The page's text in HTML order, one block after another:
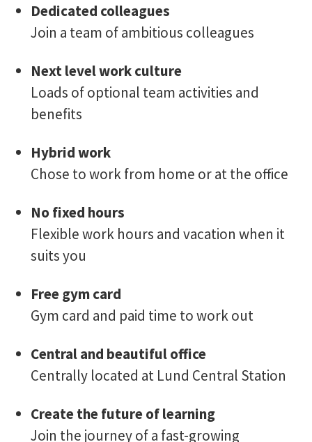
Dedicated colleagues
Join a team of ambitious colleagues
Next level work culture
Loads of optional team activities and
benefits
Hybrid work
Chose to work from home or at the office
No fixed hours
Flexible work hours and vacation when it
suits you
Free gym card
Gym card and paid time to work out
Central and beautiful office
Centrally located at Lund Central Station
Create the future of learning
Join the journey of a fast-growing